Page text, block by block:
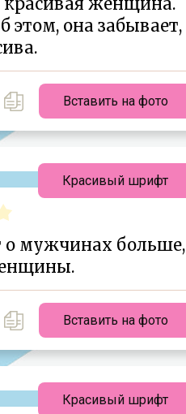
этом, она забывает,
Вставить на фото
мужчинах больше,
Вставить на фото
Красивый шрифт
Красивый шрифт